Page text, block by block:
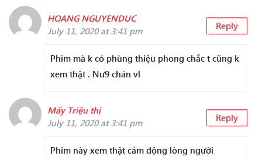
HOANG NGUYENDUC
July 11, 2020 at 3:41 pm
Reply
Phim mà k có phùng thiệu phong chắc t cũng k
xem thật . Nư9 chán vl
Mấy Triệu thị
July 11, 2020 at 3:41 pm
Reply
Phim này xem thật cảm động lòng người